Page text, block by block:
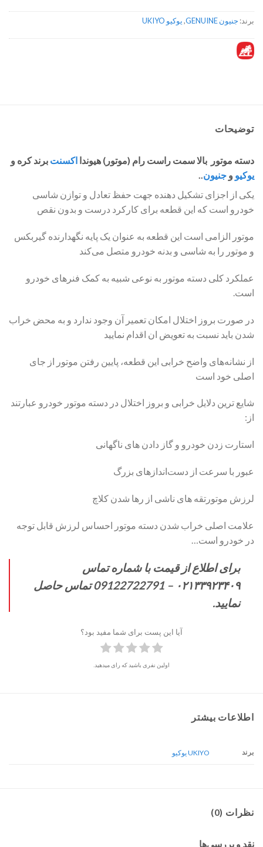
برند: جنیون GENUINE ,یوکیو UKIYO
توضیحات
دسته موتور بالا سمت راست رام (موتور) هیوندا اکسنت برند کره و
یوکیو و جنیون..
یکی از اجزای تشکیل دهنده جهت حفظ تعادل و توازن شاسی
خودرو است که این قطعه برای کارکرد درست و بدون نقص
موتور الزامی است این قطعه به عنوان یک پایه نگهدارنده گیربکس
و موتور را به شاسی و بدنه خودرو متصل ‌می‌کند
عملکرد کلی دسته موتور به نوعی شبیه به کمک فنرهای خودرو
است.
در صورت بروز اختلال امکان تعمیر آن وجود ندارد و به محض خراب
شدن باید نسبت به تعویض ان اقدام نمایید
از نشانه‌های واضح خرابی این قطعه، پایین رفتن موتور از جای
اصلی خود است
شایع ترین دلایل خرابی و بروز اختلال در دسته موتور خودرو عبارتند
از:
استارت زدن خودرو و گاز دادن های ناگهانی
عبور با سرعت از دست‌انداز‌های بزرگ
لرزش موتورتقه های ناشی از رها شدن کلاچ
علامت اصلی خراب شدن دسته موتور احساس لرزش قابل توجه
در خودرو است…
برای اطلاع از قیمت با شماره تماس
۰۲۱۳۳۹۲۳۴۰۹ – 09122722791 تماس حاصل
نمایید.
آیا این پست برای شما مفید بود؟
اولین نفری باشید که رای میدهید.
اطلاعات بیشتر
برند UKIYO یوکیو
نظرات (0)
نقد و بررسی‌ها